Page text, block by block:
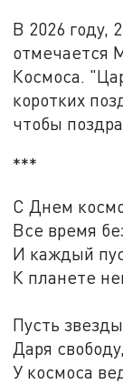
В 2026 году,
отмечается
Космоса.
коротких
чтобы
***
С Днем
Все время
И каждый
К планете
Пусть
Даря
У космоса